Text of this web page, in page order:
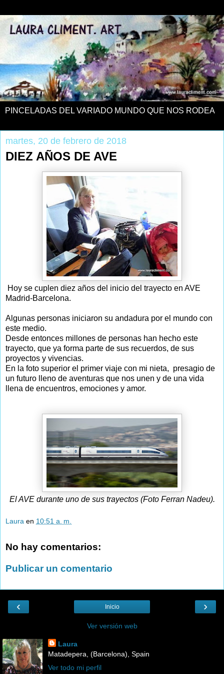
PINCELADAS DEL VARIADO MUNDO QUE NOS RODEA
martes, 20 de febrero de 2018
DIEZ AÑOS DE AVE
Hoy se cuplen diez años del inicio del trayecto en AVE
Madrid-Barcelona.
Algunas personas iniciaron su andadura por el mundo con
este medio.
Desde entonces millones de personas han hecho este
trayecto, que ya forma parte de sus recuerdos, de sus
proyectos y vivencias.
En la foto superior el primer viaje con mi nieta, presagio de
un futuro lleno de aventuras que nos unen y de una vida
llena de encuentros, emociones y amor.
El AVE durante uno de sus trayectos (Foto Ferran Nadeu).
Laura en 10:51 a. m.
No hay comentarios:
Publicar un comentario
‹ ›
Inicio
Ver versión web
Laura
Matadepera, (Barcelona), Spain
Ver todo mi perfil